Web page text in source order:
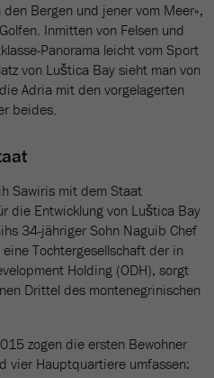
Bergen und jener vom Meer»,
Inmitten von Felsen und
Panorama leicht vom Sport
von Luštica Bay sieht man von
Adria mit den vorgelagerten
beides.
Sawiris mit dem Staat
die Entwicklung von Luštica Bay
34-jähriger Sohn Naguib Chef
Tochtergesellschaft der in
Holding (ODH), sorgt
Drittel des montenegrinischen
zogen die ersten Bewohner
vier Hauptquartiere umfassen: